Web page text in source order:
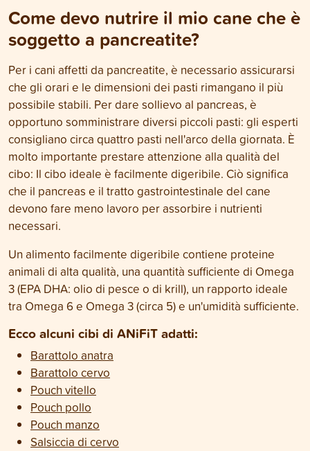
Come devo nutrire il mio cane che è
soggetto a pancreatite?
Per i cani affetti da pancreatite, è necessario assicurarsi
che gli orari e le dimensioni dei pasti rimangano il più
possibile stabili. Per dare sollievo al pancreas, è
opportuno somministrare diversi piccoli pasti: gli esperti
consigliano circa quattro pasti nell'arco della giornata. È
molto importante prestare attenzione alla qualità del
cibo: Il cibo ideale è facilmente digeribile. Ciò significa
che il pancreas e il tratto gastrointestinale del cane
devono fare meno lavoro per assorbire i nutrienti
necessari.
Un alimento facilmente digeribile contiene proteine
animali di alta qualità, una quantità sufficiente di Omega
3 (EPA DHA: olio di pesce o di krill), un rapporto ideale
tra Omega 6 e Omega 3 (circa 5) e un'umidità sufficiente.
Ecco alcuni cibi di ANiFiT adatti:
Barattolo anatra
Barattolo cervo
Pouch vitello
Pouch pollo
Pouch manzo
Salsiccia di cervo